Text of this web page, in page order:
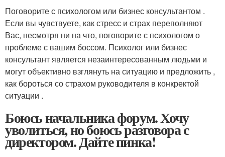
Поговорите с психологом или бизнес консультантом .
Если вы чувствуете, как стресс и страх переполняют
Вас, несмотря ни на что, поговорите с психологом о
проблеме с вашим боссом. Психолог или бизнес
консультант является незаинтересованным людьми и
могут объективно взглянуть на ситуацию и предложить ,
как бороться со страхом руководителя в конкректой
ситуации .
Боюсь начальника форум. Хочу
уволиться, но боюсь разговора с
директором. Дайте пинка!